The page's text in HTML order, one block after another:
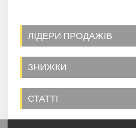
ЛІДЕРИ ПРОДАЖІВ
ЗНИЖКИ
СТАТТІ